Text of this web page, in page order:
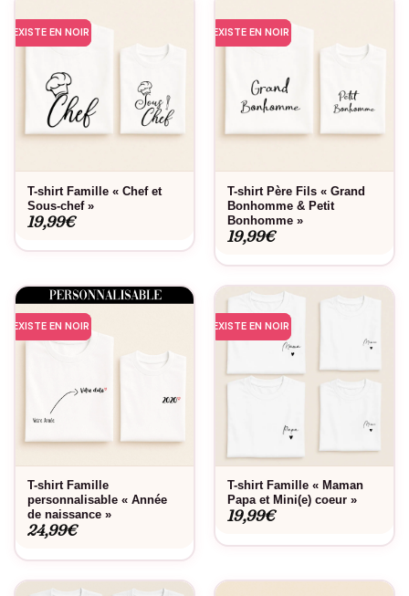
EXISTE EN NOIR
T-shirt Famille « Chef et
Sous-chef »
19,99€
EXISTE EN NOIR
T-shirt Père Fils « Grand
Bonhomme & Petit
Bonhomme »
19,99€
EXISTE EN NOIR
T-shirt Famille
personnalisable « Année
de naissance »
24,99€
EXISTE EN NOIR
T-shirt Famille « Maman
Papa et Mini(e) coeur »
19,99€